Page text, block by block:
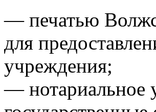
— печатью
для
учреждения;
— нотариальное